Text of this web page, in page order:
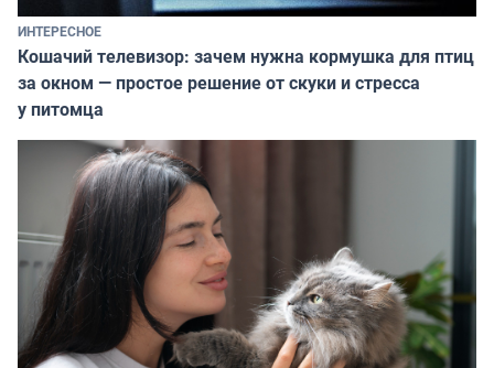
ИНТЕРЕСНОЕ
Кошачий телевизор: зачем нужна кормушка для птиц
за окном — простое решение от скуки и стресса
у питомца